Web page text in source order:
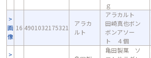
ｇ
画
像
16 4901032175321
アラカ
ルト
アラカルト
田崎真也ボン
ボンアソー
ト ４個
亀田製菓 ソ